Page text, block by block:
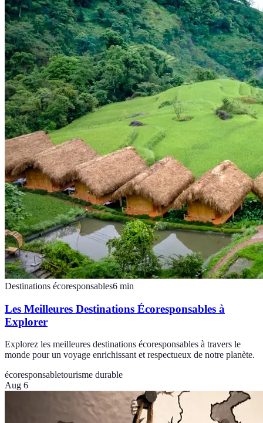
Destinations écoresponsables6 min
Les Meilleures Destinations Écoresponsables à
Explorer
Explorez les meilleures destinations écoresponsables à travers le
monde pour un voyage enrichissant et respectueux de notre planète.
écoresponsabletourisme durable
Aug 6